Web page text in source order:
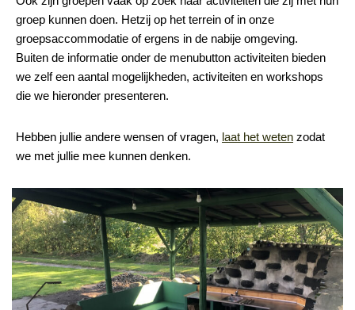
groep kunnen doen. Hetzij op het terrein of in onze
groepsaccommodatie of ergens in de nabije omgeving.
Buiten de informatie onder de menubutton activiteiten bieden
we zelf een aantal mogelijkheden, activiteiten en workshops
die we hieronder presenteren.
Hebben jullie andere wensen of vragen, laat het weten zodat
we met jullie mee kunnen denken.